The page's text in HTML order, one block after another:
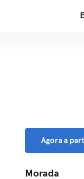
Agora a
Morada